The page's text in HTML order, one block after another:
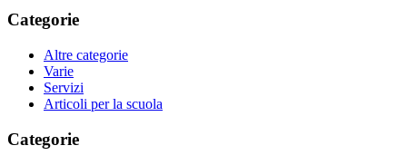
Categorie
Altre categorie
Varie
Servizi
Articoli per la scuola
Categorie